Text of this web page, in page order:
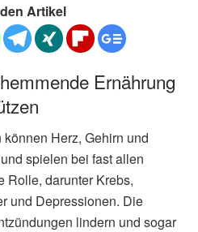
Artikel
Ernährung
Herz, Gehirn und
spielen bei fast allen
Rolle, darunter Krebs,
und Depressionen. Die
lindern und sogar